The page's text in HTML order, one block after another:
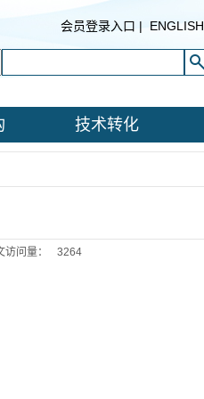
会员登录入口 | ENGLISH
技术转化
访问量： 3264